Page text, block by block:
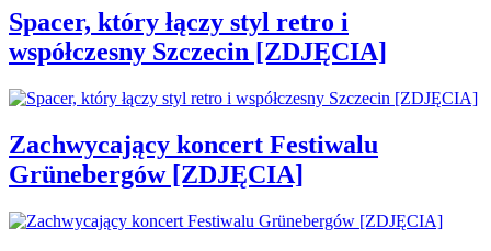
Spacer, który łączy styl retro i
współczesny Szczecin [ZDJĘCIA]
Zachwycający koncert Festiwalu
Grünebergów [ZDJĘCIA]